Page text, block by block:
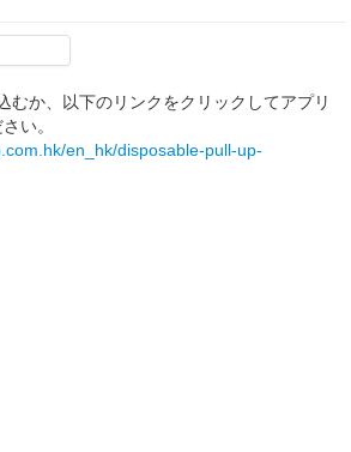
むか、以下のリンクをクリックしてアプリ
い。
en_hk/disposable-pull-up-